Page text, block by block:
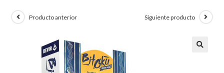
Producto anterior Siguiente producto